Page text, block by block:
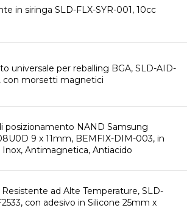
in siringa SLD-FLX-SYR-001, 10cc
universale per reballing BGA, SLD-AID-
con morsetti magnetici
posizionamento NAND Samsung
9 x 11mm, BEMFIX-DIM-003, in
Inox, Antimagnetica, Antiacido
ad Alte Temperature, SLD-
con adesivo in Silicone 25mm x